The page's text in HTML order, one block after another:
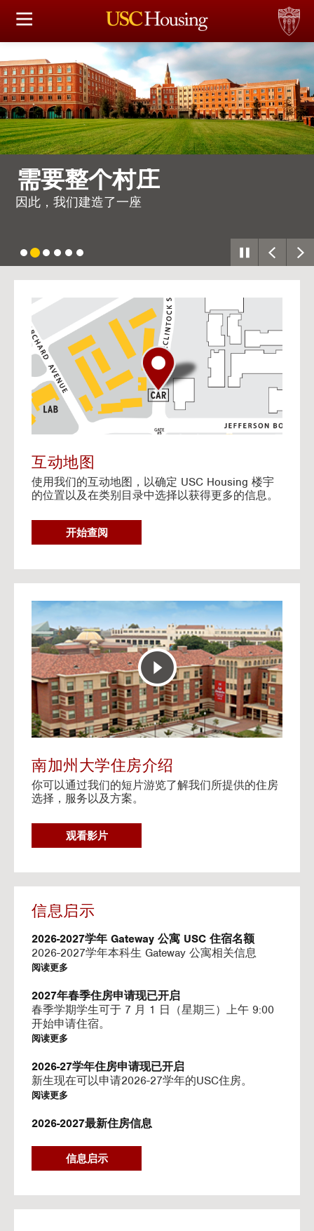
住房选择
申请和分配
财务实事资讯
服务
会议资讯
常见问题解答
需要整个村庄
因此，我们建造了一座
USC
Housing
G
o
t
o
n
t
e
r
t
i
v
e
p
互动地图
使用我们的互动地图，以确定 USC Housing 楼宇
的位置以及在类别目录中选择以获得更多的信息。
G
O
N
E
R
A
C
T
I
V
E
A
P
开始查阅
G
o
t
o
H
o
u
i
n
V
i
d
e
南加州大学住房介绍
你可以通过我们的短片游览了解我们所提供的住房
选择，服务以及方案。
G
O
O
U
S
I
N
V
I
D
E
O
观看影片
信息启示
2026-2027学年 Gateway 公寓 USC 住宿名额
2026-2027学年本科生 Gateway 公寓相关信息
阅读更多
2027年春季住房申请现已开启
春季学期学生可于 7 月 1 日（星期三）上午 9:00
开始申请住宿。
阅读更多
2026-27学年住房申请现已开启
新生现在可以申请2026-27学年的USC住房。
阅读更多
2026-2027最新住房信息
Gateway apartments 将在(UHR)住房续约程序中可
用。
信息启示